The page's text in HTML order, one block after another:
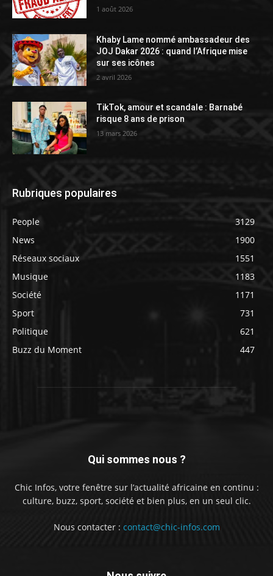
1 août 2026
Khaby Lame nommé ambassadeur des
JOJ Dakar 2026 : quand l’Afrique mise
sur ses icônes
2 avril 2026
TikTok, amour et scandale : Barnabé
risque 8 ans de prison
13 mars 2026
Rubriques populaires
People
3129
News
1900
Réseaux sociaux
1551
Musique
1183
Société
1171
Sport
731
Politique
621
Buzz du Moment
447
Qui sommes nous ?
Chic Infos, votre fenêtre sur l’actualité africaine en continu :
culture, buzz, sport, société et bien plus, en un seul clic.
Nous contacter : contact@chic-infos.com